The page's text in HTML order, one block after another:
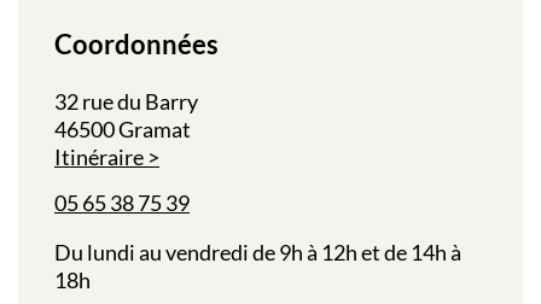
Coordonnées
32 rue du Barry
46500 Gramat
Itinéraire
05 65 38 75 39
Du lundi au vendredi de 9h à 12h et de 14h à
18h